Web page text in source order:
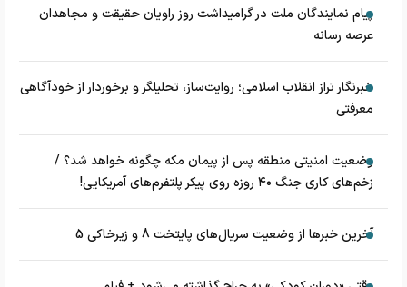
پیام نمایندگان ملت در گرامیداشت روز راویان حقیقت و مجاهدان
عرصه رسانه
خبرنگار تراز انقلاب اسلامی؛ روایت‌ساز، تحلیلگر و برخوردار از خودآگاهی
معرفتی
وضعیت امنیتی منطقه پس از پیمان مکه چگونه خواهد شد؟ /
زخم‌های کاری جنگ ۴۰ روزه روی پیکر پلتفرم‌های آمریکایی!
آخرین خبرها از وضعیت سریال‌های پایتخت 8 و زیرخاکی 5